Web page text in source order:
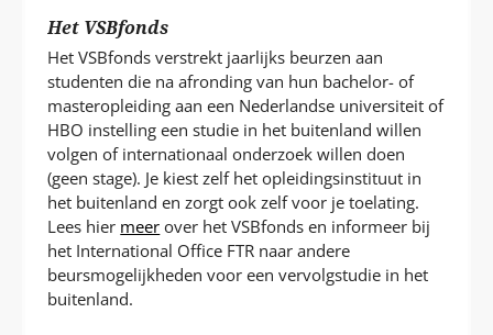
Het VSBfonds
Het VSBfonds verstrekt jaarlijks beurzen aan
studenten die na afronding van hun bachelor- of
masteropleiding aan een Nederlandse universiteit of
HBO instelling een studie in het buitenland willen
volgen of internationaal onderzoek willen doen
(geen stage). Je kiest zelf het opleidingsinstituut in
het buitenland en zorgt ook zelf voor je toelating.
Lees hier meer over het VSBfonds en informeer bij
het International Office FTR naar andere
beursmogelijkheden voor een vervolgstudie in het
buitenland.